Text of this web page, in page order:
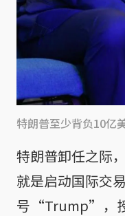
特朗普至少背负10亿
特朗普卸任之际
就是启动国际交
号“Trump”，